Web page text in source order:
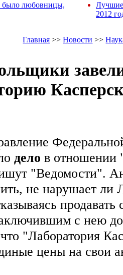
любовницы,
Лучшие
2012
Главная >>Новости >>
дело в отношении
"Ведомости".
не нарушает ли
продавать
с нею
"Лаборатория
цены на свои